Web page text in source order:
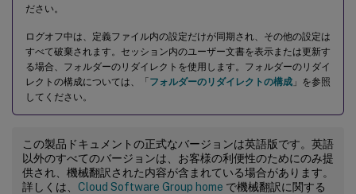
ださい。
ログオフ中は、定義ファイル内の設定だけが同期され、その他の設定は
すべて破棄されます。セッション内のユーザー文書を表示または更新す
る場合、フォルダーのリダイレクトを使用します。フォルダーのリダイ
レクトの構成については、「フォルダーのリダイレクトの構成 」を参照
してください。
この製品ドキュメントの正式なバージョンは英語版です。英語
以外のすべてのバージョンは、お客様の利便性のためにのみ提
供され、機械翻訳された内容が含まれている場合があります。
詳しくは、 Cloud Software Group home で機械翻訳に関する